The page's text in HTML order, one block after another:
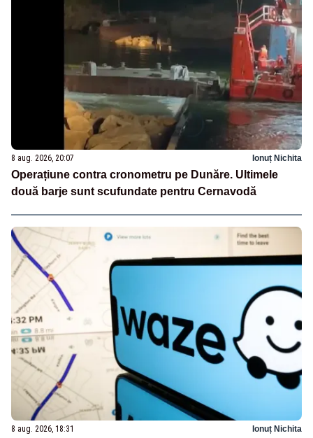
8 aug. 2026, 20:07 Ionuț Nichita
Operațiune contra cronometru pe Dunăre. Ultimele
două barje sunt scufundate pentru Cernavodă
8 aug. 2026, 18:31 Ionuț Nichita